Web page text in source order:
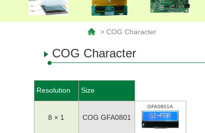
> COG Character
COG Character
Resolution Size
8 × 1 COG GFA0801
GFA0801A